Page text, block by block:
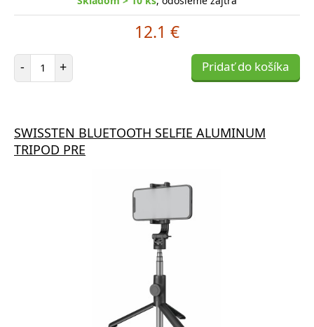
12.1 €
- Počet položiek
+ Pridať do košíka
SWISSTEN BLUETOOTH SELFIE ALUMINUM
TRIPOD PRE